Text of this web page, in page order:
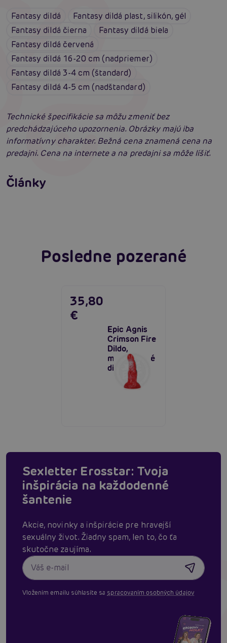
Fantasy dildá
Fantasy dildá plast, silikón, gél
Fantasy dildá čierna
Fantasy dildá biela
Fantasy dildá červená
Fantasy dildá 16-20 cm (nadpriemer)
Fantasy dildá 3-4 cm (štandard)
Fantasy dildá 4-5 cm (nadštandard)
Technické špecifikácie sa môžu zmeniť bez
predchádzajúceho upozornenia. Obrázky majú iba
informatívny charakter. Bežná cena znamená cena na
predajni. Cena na internete a na predajni sa môže líšiť.
Články
Erotická inteligencia: Príručka Sexiómov
Čítať viacej
Swingers párty po prvýkrát: erotický raj plný
extázy? Sprievodca, ktorý vám otvorí dvere!
Posledne pozerané
Epic Agnis
Crimson Fire
Dildo,
mytologické
dildo
35,80
€
Sexletter Erosstar: Tvoja
inšpirácia na každodenné
šantenie
Akcie, novinky a inšpirácie pre hravejší
sexuálny život. Žiadny spam, len to, čo ťa
skutočne zaujíma.
Vložením emailu súhlasíte sa spracovaním osobných údajov